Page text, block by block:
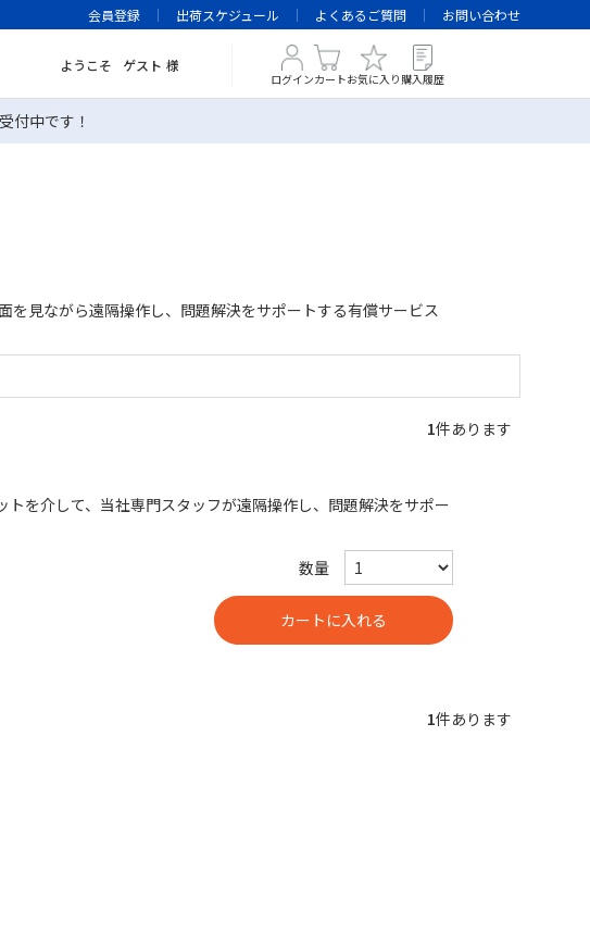
会員登録 出荷スケジュール よくあるご質問 お問い合わせ
ようこそ ゲスト 様
ログインカートお気に入り 購入履歴
付中です！
見ながら遠隔操作し、問題解決をサポートする有償サービス
1件あります
トを介して、当社専門スタッフが遠隔操作し、問題解決をサポー
数量
1件あります